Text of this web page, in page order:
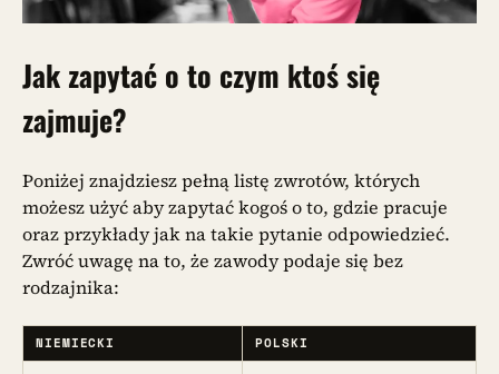
Jak zapytać o to czym ktoś się
zajmuje?
Poniżej znajdziesz pełną listę zwrotów, których
możesz użyć aby zapytać kogoś o to, gdzie pracuje
oraz przykłady jak na takie pytanie odpowiedzieć.
Zwróć uwagę na to, że zawody podaje się bez
rodzajnika:
NIEMIECKI POLSKI